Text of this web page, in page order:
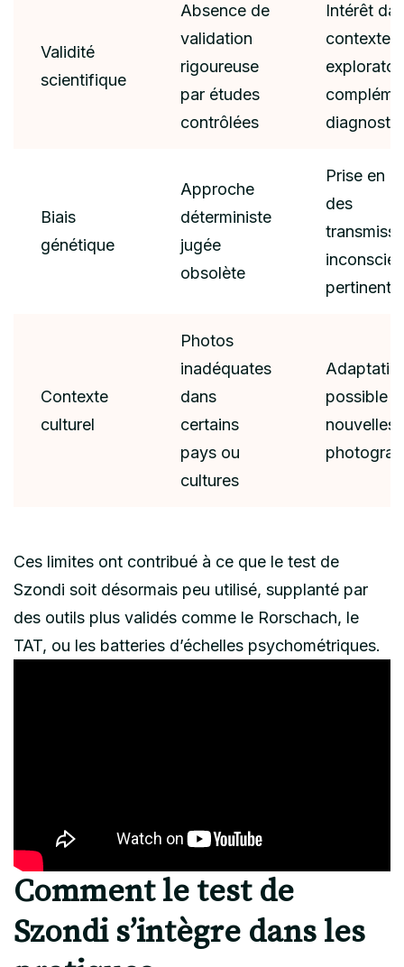
Validité
scientifique
Absence de
validation
rigoureuse
par études
contrôlées
Intérêt
contextes
Biais
génétique
Approche
déterministe
jugée
obsolète
Prise en
des
Contexte
culturel
Photos
inadéquates
dans
certains
pays ou
cultures
possible
nouvelles
Ces limites ont contribué à ce que le test de
Szondi soit désormais peu utilisé, supplanté par
des outils plus validés comme le Rorschach, le
TAT, ou les batteries d’échelles psychométriques.
Comment le test de
Szondi s’intègre dans les